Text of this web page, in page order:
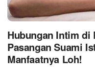
Hubungan Intim di
Pasangan Suami
Manfaatnya Loh!